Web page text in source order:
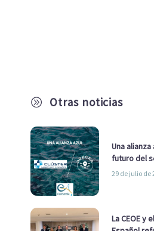
A Otras noticias
Una
futuro del
29 de julio de
La CEOE y